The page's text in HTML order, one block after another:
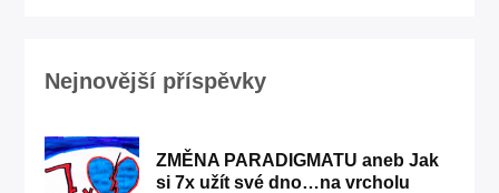
Nejnovější příspěvky
ZMĚNA PARADIGMATU aneb Jak
si 7x užít své dno…na vrcholu